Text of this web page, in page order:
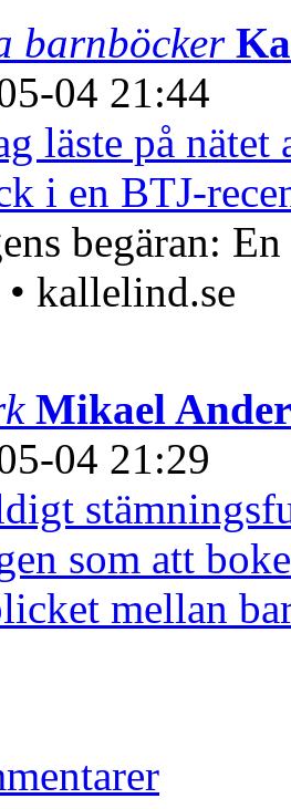
barnböcker
04 21:44
läste på nätet
i en BTJ-
begäran:
kallelind.se
Mikael
04 21:29
som att
mellan